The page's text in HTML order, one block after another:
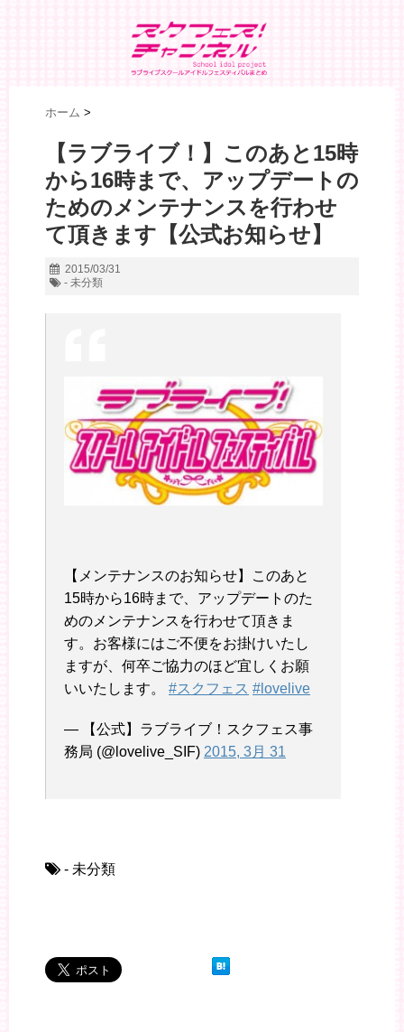
ホーム >
【ラブライブ！】このあと15時
から16時まで、アップデートの
ためのメンテナンスを行わせ
て頂きます【公式お知らせ】
2015/03/31
- 未分類
【メンテナンスのお知らせ】このあと
15時から16時まで、アップデートのた
めのメンテナンスを行わせて頂きま
す。お客様にはご不便をお掛けいたし
ますが、何卒ご協力のほど宜しくお願
いいたします。 #スクフェス #lovelive
— 【公式】ラブライブ！スクフェス事
務局 (@lovelive_SIF) 2015, 3月 31
- 未分類